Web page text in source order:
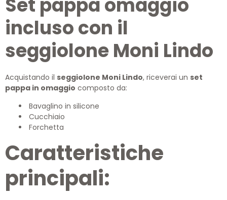
Set pappa omaggio
incluso con il
seggiolone Moni Lindo
Acquistando il seggiolone Moni Lindo, riceverai un set
pappa in omaggio composto da:
Bavaglino in silicone
Cucchiaio
Forchetta
Caratteristiche
principali: